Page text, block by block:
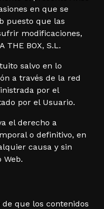
en que se
puesto que las
modificaciones,
THE BOX, S.L.
salvo en lo
a través de la red
por el
por el Usuario.
el derecho a
o definitivo, en
causa y sin
Web.
de que los contenidos